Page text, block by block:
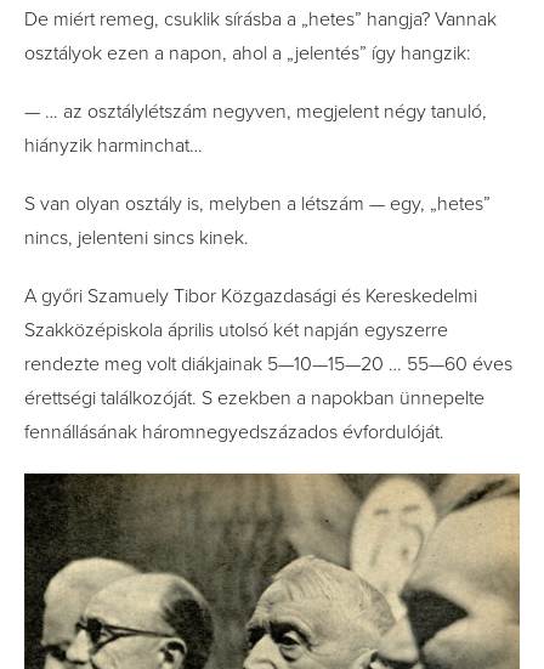
De miért remeg, csuklik sírásba a „hetes” hangja? Vannak
osztályok ezen a napon, ahol a „jelentés” így hangzik:
— … az osztálylétszám negyven, megjelent négy tanuló,
hiányzik harminchat…
S van olyan osztály is, melyben a létszám — egy, „hetes”
nincs, jelenteni sincs kinek.
A győri Szamuely Tibor Közgazdasági és Kereskedelmi
Szakközépiskola április utolsó két napján egyszerre
rendezte meg volt diákjainak 5—10—15—20 … 55—60 éves
érettségi találkozóját. S ezekben a napokban ünnepelte
fennállásának háromnegyedszázados évfordulóját.